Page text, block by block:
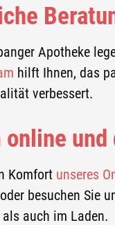
Apotheke
hilft Ihnen, das
verbessert.
online
Komfort unseres
besuchen Sie
auch im Laden.